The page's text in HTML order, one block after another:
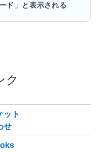
ド」と表示される
ク
ット
せ